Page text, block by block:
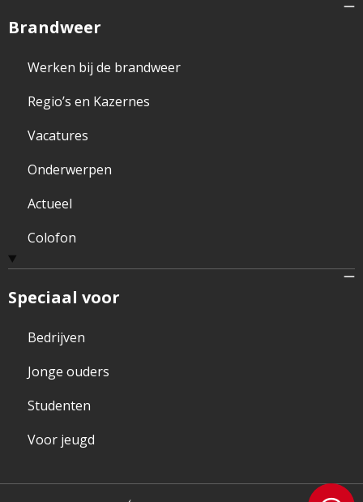
Brandweer
Werken bij de brandweer
Regio’s en Kazernes
Vacatures
Onderwerpen
Actueel
Colofon
Speciaal voor
Bedrijven
Jonge ouders
Studenten
Voor jeugd